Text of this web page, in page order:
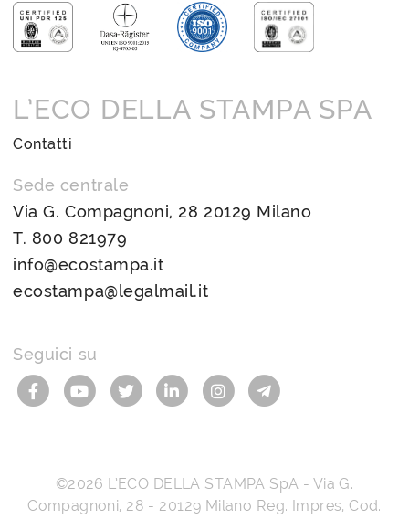
L’ECO DELLA STAMPA SPA
Contatti
Sede centrale
Via G. Compagnoni, 28 20129 Milano
T. 800 821979
info@ecostampa.it
ecostampa@legalmail.it
Seguici su
©2026 L’ECO DELLA STAMPA SpA - Via G.
Compagnoni, 28 - 20129 Milano Reg. Impres, Cod.